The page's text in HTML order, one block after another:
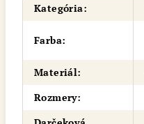
Kategória:
Farba:
Materiál:
Rozmery: